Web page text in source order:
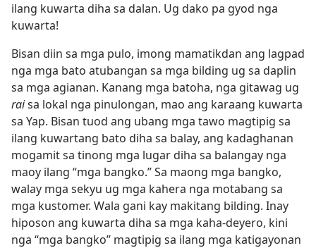
ilang kuwarta diha sa dalan. Ug dako pa gyod nga
kuwarta!
Bisan diin sa mga pulo, imong mamatikdan ang lagpad
nga mga bato atubangan sa mga bilding ug sa daplin
sa mga agianan. Kanang mga batoha, nga gitawag ug
raisa lokal nga pinulongan, mao ang karaang kuwarta
sa Yap. Bisan tuod ang ubang mga tawo magtipig sa
ilang kuwartang bato diha sa balay, ang kadaghanan
mogamit sa tinong mga lugar diha sa balangay nga
maoy ilang “mga bangko.” Sa maong mga bangko,
walay mga sekyu ug mga kahera nga motabang sa
mga kustomer. Wala gani kay makitang bilding. Inay
hiposon ang kuwarta diha sa mga kaha-deyero, kini
nga “mga bangko” magtipig sa ilang mga katigayonan